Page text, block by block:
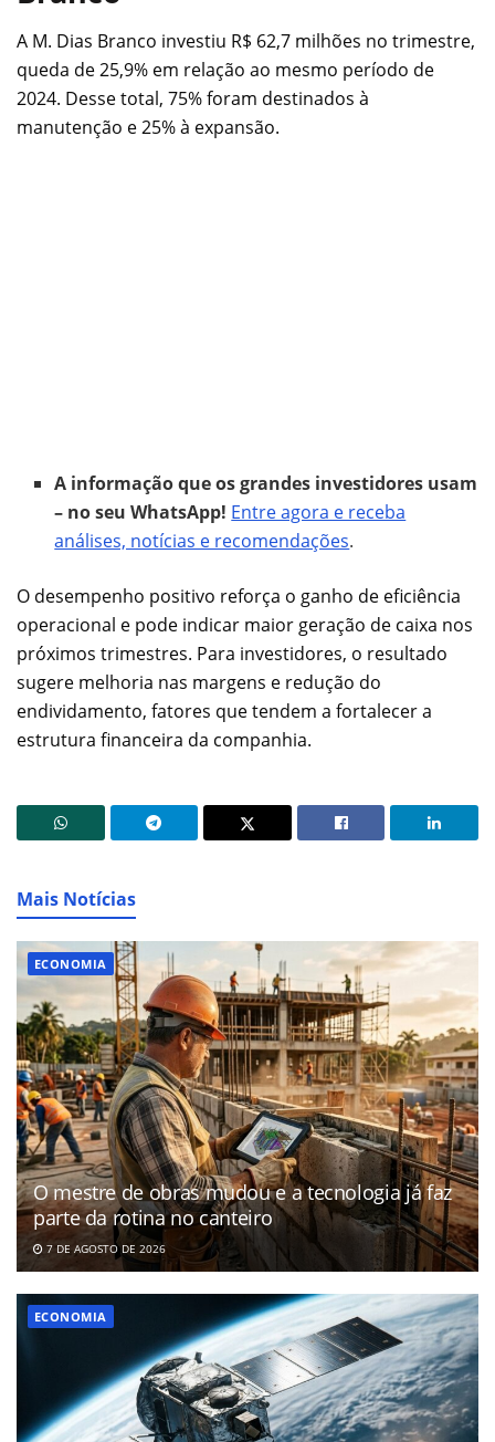
A M. Dias Branco investiu R$ 62,7 milhões no trimestre,
queda de 25,9% em relação ao mesmo período de
2024. Desse total, 75% foram destinados à
manutenção e 25% à expansão.
A informação que os grandes investidores usam
– no seu WhatsApp! Entre agora e receba
análises, notícias e recomendações.
O desempenho positivo reforça o ganho de eficiência
operacional e pode indicar maior geração de caixa nos
próximos trimestres. Para investidores, o resultado
sugere melhoria nas margens e redução do
endividamento, fatores que tendem a fortalecer a
estrutura financeira da companhia.
Mais Notícias
ECONOMIA
O mestre de obras mudou e a tecnologia já faz
parte da rotina no canteiro
7 DE AGOSTO DE 2026
ECONOMIA